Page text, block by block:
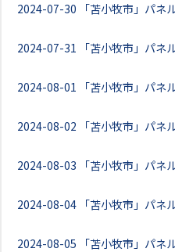
2024-07-30 「苫小牧市」パネ
2024-07-31 「苫小牧市」パネ
2024-08-01 「苫小牧市」パネ
2024-08-02 「苫小牧市」パネ
2024-08-03 「苫小牧市」パネ
2024-08-04 「苫小牧市」パネ
2024-08-05 「苫小牧市」パネ